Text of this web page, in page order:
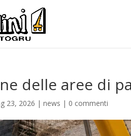
delle aree di
23, 2026 |news | 0 commenti